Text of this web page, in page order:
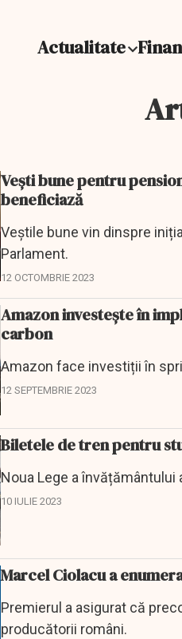
Actualitate
Vești bune pentru
beneficiază
Veștile bune vin dinspre
Parlament.
12 OCTOMBRIE 2023
Amazon investește în
carbon
Amazon face investiții în
12 SEPTEMBRIE 2023
Biletele de tren pentru
Noua Lege a
10 IULIE 2023
Marcel Ciolacu a
Premierul a asigurat că
producătorii români.